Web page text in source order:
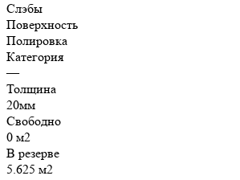
Слэбы
Поверхность
Полировка
Категория
—
Толщина
20мм
Свободно
0 м2
В резерве
5.625 м2